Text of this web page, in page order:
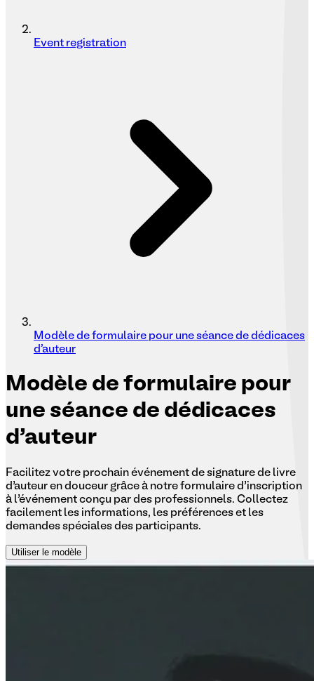
Event registration
Modèle de formulaire pour une séance de dédicaces
d'auteur
Modèle de formulaire pour
une séance de dédicaces
d'auteur
Facilitez votre prochain événement de signature de livre
d’auteur en douceur grâce à notre formulaire d’inscription
à l’événement conçu par des professionnels. Collectez
facilement les informations, les préférences et les
demandes spéciales des participants.
Utiliser le modèle